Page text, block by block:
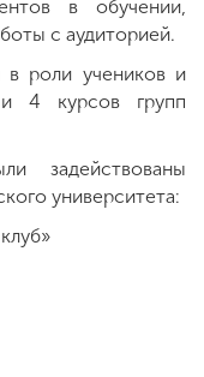
в обучении,
с аудиторией.
в роли учеников и
4 курсов групп
задействованы
университета: